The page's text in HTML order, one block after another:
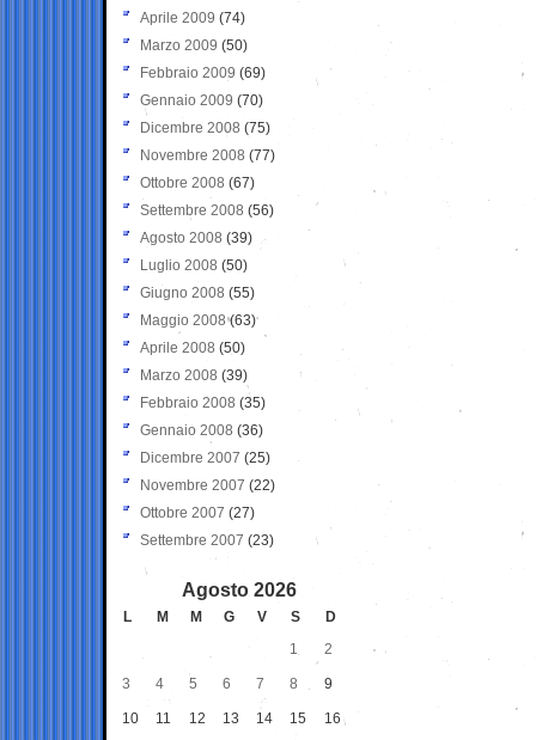
Aprile 2009 (74)
Marzo 2009 (50)
Febbraio 2009 (69)
Gennaio 2009 (70)
Dicembre 2008 (75)
Novembre 2008 (77)
Ottobre 2008 (67)
Settembre 2008 (56)
Agosto 2008 (39)
Luglio 2008 (50)
Giugno 2008 (55)
Maggio 2008(63)
Aprile 2008 (50)
Marzo 2008 (39)
Febbraio 2008 (35)
Gennaio 2008 (36)
Dicembre 2007 (25)
Novembre 2007 (22)
Ottobre 2007 (27)
Settembre 2007 (23)
Agosto 2026
L M M G V S
D
1
2
3 4 5 6 7 8 9
10 11 12 13 14 15 16